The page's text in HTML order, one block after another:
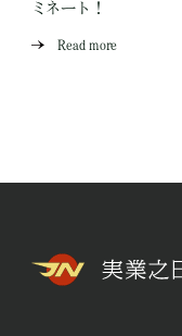
ミネート！
Read more